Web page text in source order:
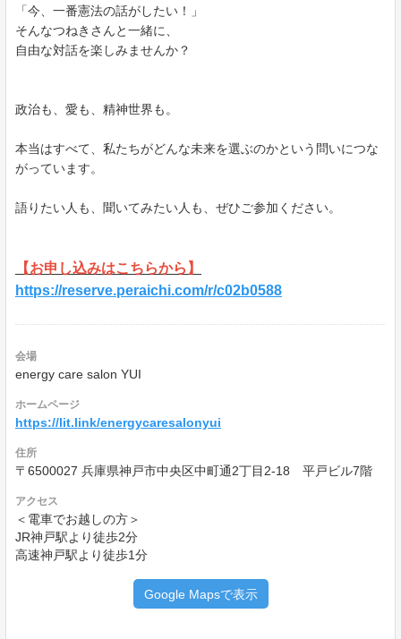
「今、一番憲法の話がしたい！」
そんなつねきさんと一緒に、
自由な対話を楽しみませんか？
政治も、愛も、精神世界も。
本当はすべて、私たちがどんな未来を選ぶのかという問いにつな
がっています。
語りたい人も、聞いてみたい人も、ぜひご参加ください。
【お申し込みはこちらから】
https://reserve.peraichi.com/r/c02b0588
会場
energy care salon YUI
ホームページ
https://lit.link/energycaresalonyui
住所
〒6500027 兵庫県神戸市中央区中町通2丁目2-18 平戸ビル7階
アクセス
＜電車でお越しの方＞
JR神戸駅より徒歩2分
高速神戸駅より徒歩1分
Google Mapsで表示